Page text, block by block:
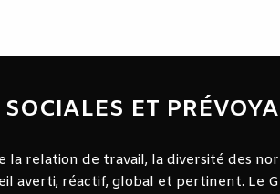
ET
la relation de travail, la diversité des
averti, réactif, global et pertinent. Le